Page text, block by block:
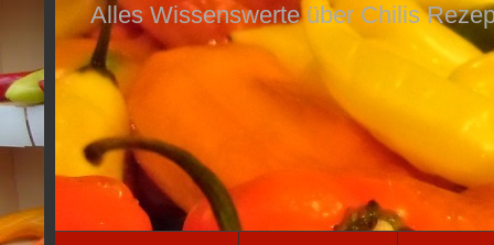
Alles Wissenswerte über Chilis